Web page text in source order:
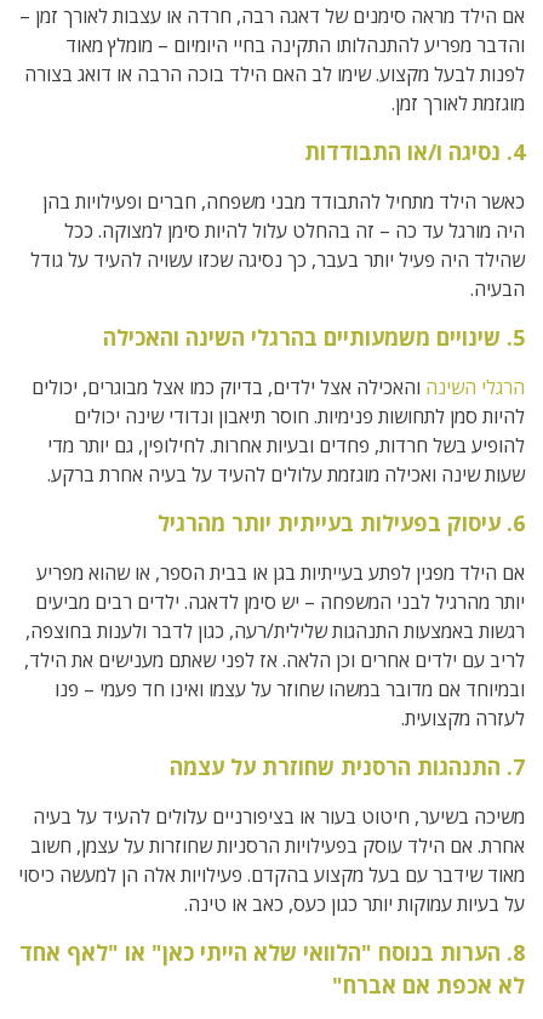
אם הילד מראה סימנים של דאגה רבה, חרדה או עצבות לאורך זמן –
והדבר מפריע להתנהלותו התקינה בחיי היומיום – מומלץ מאוד
לפנות לבעל מקצוע. שימו לב האם הילד בוכה הרבה או דואג בצורה
מוגזמת לאורך זמן.
4. נסיגה ו/או התבודדות
כאשר הילד מתחיל להתבודד מבני משפחה, חברים ופעילויות בהן
היה מורגל עד כה – זה בהחלט עלול להיות סימן למצוקה. ככל
שהילד היה פעיל יותר בעבר, כך נסיגה שכזו עשויה להעיד על גודל
הבעיה.
5. שינויים משמעותיים בהרגלי השינה והאכילה
הרגלי השינה והאכילה אצל ילדים, בדיוק כמו אצל מבוגרים, יכולים
להיות סמן לתחושות פנימיות. חוסר תיאבון ונדודי שינה יכולים
להופיע בשל חרדות, פחדים ובעיות אחרות. לחילופין, גם יותר מדי
שעות שינה ואכילה מוגזמת עלולים להעיד על בעיה אחרת ברקע.
6. עיסוק בפעילות בעייתית יותר מהרגיל
אם הילד מפגין לפתע בעייתיות בגן או בבית הספר, או שהוא מפריע
יותר מהרגיל לבני המשפחה – יש סימן לדאגה. ילדים רבים מביעים
רגשות באמצעות התנהגות שלילית/רעה, כגון לדבר ולענות בחוצפה,
לריב עם ילדים אחרים וכן הלאה. אז לפני שאתם מענישים את הילד,
ובמיוחד אם מדובר במשהו שחוזר על עצמו ואינו חד פעמי – פנו
לעזרה מקצועית.
7. התנהגות הרסנית שחוזרת על עצמה
משיכה בשיער, חיטוט בעור או בציפורניים עלולים להעיד על בעיה
אחרת. אם הילד עוסק בפעילויות הרסניות שחוזרות על עצמן, חשוב
מאוד שידבר עם בעל מקצוע בהקדם. פעילויות אלה הן למעשה כיסוי
על בעיות עמוקות יותר כגון כעס, כאב או טינה.
8. הערות בנוסח "הלוואי שלא הייתי כאן" או "לאף אחד
לא אכפת אם אברח"